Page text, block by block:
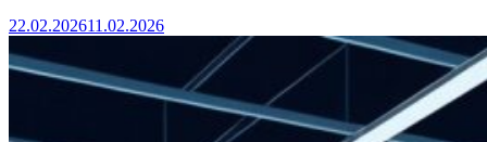
22.02.202611.02.2026